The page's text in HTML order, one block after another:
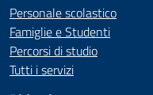
Personale scolastico
Famiglie e Studenti
Percorsi di studio
Tutti i servizi